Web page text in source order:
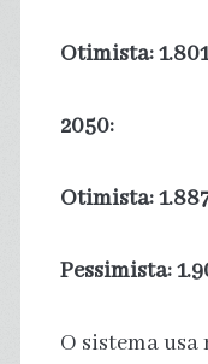
Otimista:
2050:
Otimista:
Pessimista:
O sistema